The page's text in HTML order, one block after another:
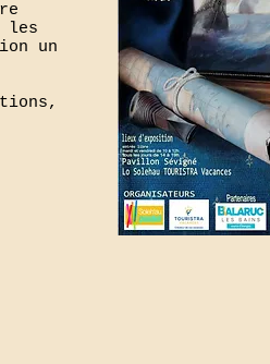
les
un